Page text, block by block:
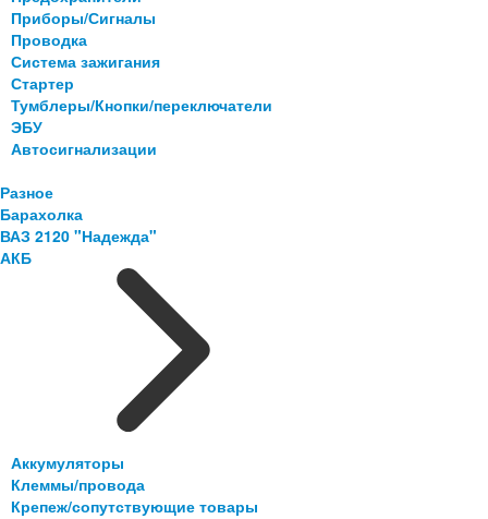
Приборы/Сигналы
Проводка
Система зажигания
Стартер
Тумблеры/Кнопки/переключатели
ЭБУ
Автосигнализации
Разное
Барахолка
ВАЗ 2120 "Надежда"
АКБ
Аккумуляторы
Клеммы/провода
Крепеж/сопутствующие товары